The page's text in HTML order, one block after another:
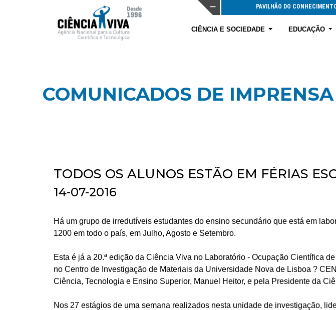
PAVILHÃO DO
CIÊNCIA E SOCIEDADE EDUCAÇÃO
COMUNICADOS DE IMPRENSA
TODOS OS ALUNOS ESTÃO EM FÉRIAS
14-07-2016
Há um grupo de irredutíveis estudantes do ensino secundário que está em
1200 em todo o país, em Julho, Agosto e Setembro.
Esta é já a 20.ª edição da Ciência Viva no Laboratório - Ocupação Científica
no Centro de Investigação de Materiais da Universidade Nova de Lisboa ?
Ciência, Tecnologia e Ensino Superior, Manuel Heitor, e pela Presidente da
Nos 27 estágios de uma semana realizados nesta unidade de investigação,